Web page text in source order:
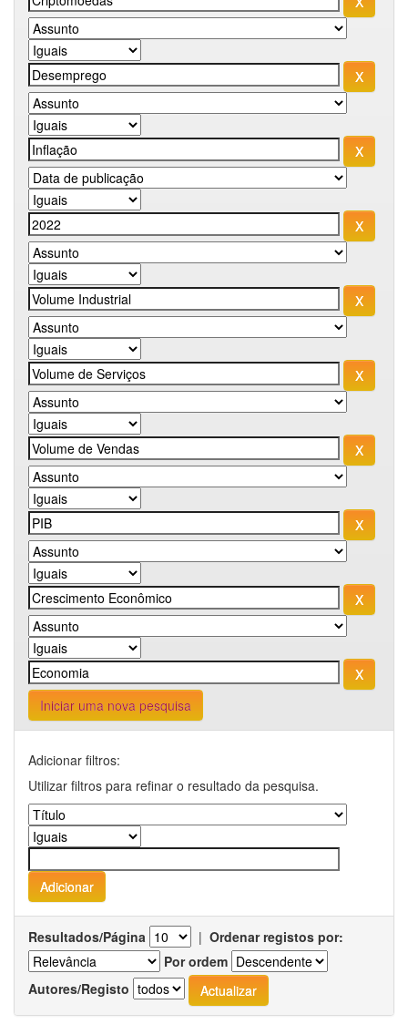
Iniciar uma nova pesquisa
Adicionar filtros:
Utilizar filtros para refinar o resultado da pesquisa.
Resultados/Página | Ordenar registos por:
Por ordem
Autores/Registo